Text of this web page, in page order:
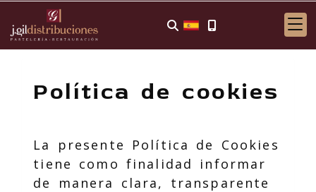
Política de cookies
La presente Política de Cookies
tiene como finalidad informar
de manera clara, transparente